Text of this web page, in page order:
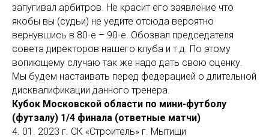
запугивал арбитров. Не красит его заявление что
якобы вы (судьи) не уедите отсюда вероятно
вернувшись в 80-е – 90-е. Обозвал председателя
совета директоров нашего клуба и т.д. По этому
вопиющему случаю так же надо дать свою оценку.
Мы будем настаивать перед федерацией о длительной
дисквалификации данного тренера.
Кубок Московской области по мини-футболу
(футзалу) 1/4 финала (ответные матчи)
4. 01. 2023 г. СК «Строитель» г. Мытищи